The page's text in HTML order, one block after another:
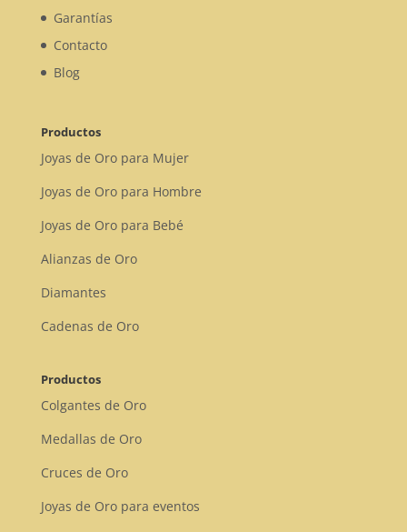
Garantías
Contacto
Blog
Productos
Joyas de Oro para Mujer
Joyas de Oro para Hombre
Joyas de Oro para Bebé
Alianzas de Oro
Diamantes
Cadenas de Oro
Productos
Colgantes de Oro
Medallas de Oro
Cruces de Oro
Joyas de Oro para eventos